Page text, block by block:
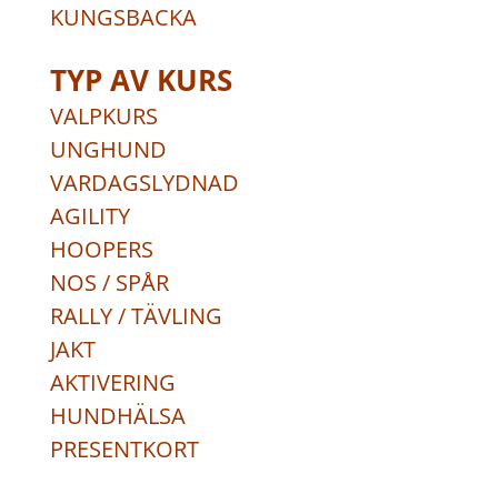
KUNGSBACKA
TYP AV KURS
VALPKURS
UNGHUND
VARDAGSLYDNAD
AGILITY
HOOPERS
NOS / SPÅR
RALLY / TÄVLING
JAKT
AKTIVERING
HUNDHÄLSA
PRESENTKORT